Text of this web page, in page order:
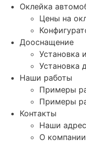
Оклейка
Цены на
Дооснащение
Установка
Установка
Наши работы
Примеры
Примеры
Контакты
Наши
О компании